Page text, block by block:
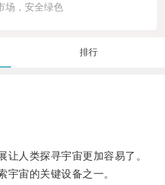
场，安全绿色
排行
人类探寻宇宙更加容易了。
宙的关键设备之一。